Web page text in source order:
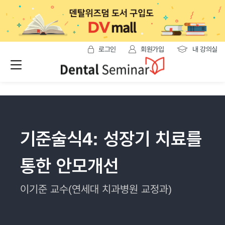
로그인 회원가입 내 강의실
기준술식4: 성장기 치료를
통한 안모개선
이기준 교수(연세대 치과병원 교정과)